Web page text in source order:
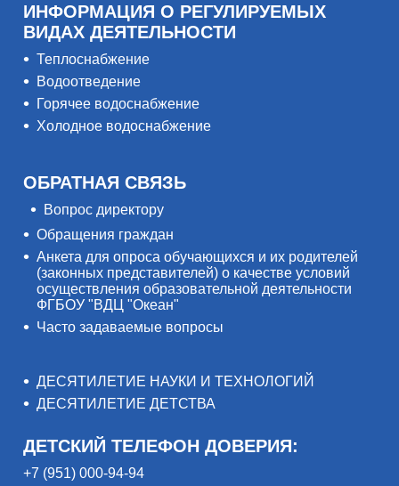
ИНФОРМАЦИЯ О РЕГУЛИРУЕМЫХ
ВИДАХ ДЕЯТЕЛЬНОСТИ
Теплоснабжение
Водоотведение
Горячее водоснабжение
Холодное водоснабжение
ОБРАТНАЯ СВЯЗЬ
Вопрос директору
Обращения граждан
Анкета для опроса обучающихся и их родителей
(законных представителей) о качестве условий
осуществления образовательной деятельности
ФГБОУ "ВДЦ "Океан"
Часто задаваемые вопросы
ДЕСЯТИЛЕТИЕ НАУКИ И ТЕХНОЛОГИЙ
ДЕСЯТИЛЕТИЕ ДЕТСТВА
ДЕТСКИЙ ТЕЛЕФОН ДОВЕРИЯ:
+7 (951) 000-94-94